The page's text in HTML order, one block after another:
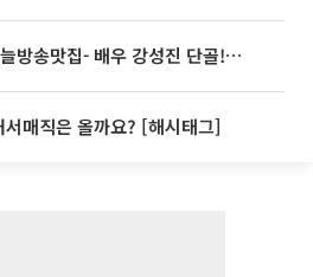
'2TV 생생정보' 오늘방송맛집- 배우 강성진 단골! 쌀국수ㆍ푸팟퐁 커리 맛집 '블○○○'
매직은 올까요? [해시태그]